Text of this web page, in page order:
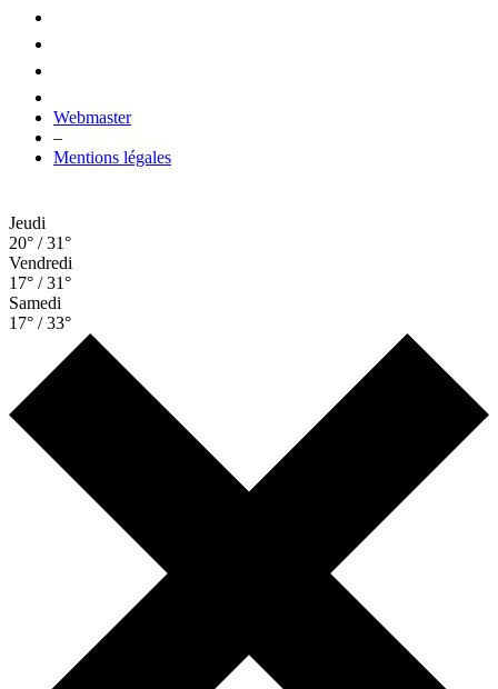
Webmaster
–
Mentions légales
Jeudi
20° / 31°
Vendredi
17° / 31°
Samedi
17° / 33°